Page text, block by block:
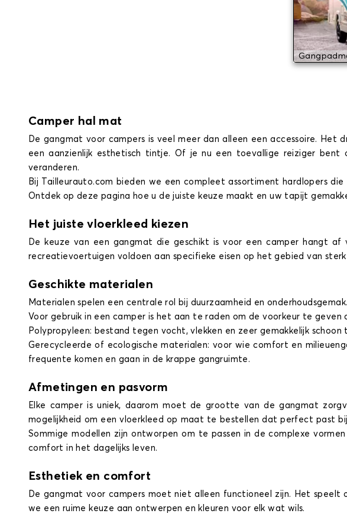
Camper hal mat
De gangmat voor campers is veel meer dan alleen een accessoire.
een aanzienlijk esthetisch tintje. Of je nu een toevallige reiziger
veranderen.
Bij Tailleurauto.com bieden we een compleet assortiment hardlopers
Ontdek op deze pagina hoe u de juiste keuze maakt en uw tapijt
Het juiste vloerkleed kiezen
De keuze van een gangmat die geschikt is voor een camper hangt
recreatievoertuigen voldoen aan specifieke eisen op het gebied van
Geschikte materialen
Materialen spelen een centrale rol bij duurzaamheid en onderhoudsgemak.
Voor gebruik in een camper is het aan te raden om de voorkeur te geven
Polypropyleen: bestand tegen vocht, vlekken en zeer gemakkelijk
Gerecycleerde of ecologische materialen: voor wie comfort en
frequente komen en gaan in de krappe gangruimte.
Afmetingen en pasvorm
Elke camper is uniek, daarom moet de grootte van de gangmat
mogelijkheid om een vloerkleed op maat te bestellen dat perfect past
Sommige modellen zijn ontworpen om te passen in de complexe
comfort in het dagelijks leven.
Esthetiek en comfort
De gangmat voor campers moet niet alleen functioneel zijn. Het
we een ruime keuze aan ontwerpen en kleuren voor elk wat wils.